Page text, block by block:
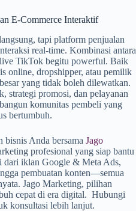
E-Commerce Interaktif
tapi platform penjualan
real-time. Kombinasi antara
TikTok begitu powerful. Baik
online, dropshipper, atau pemilik
yang tidak boleh dilewatkan.
strategi promosi, dan pelayanan
komunitas pembeli yang
bertumbuh.
bisnis Anda bersama Jago
profesional yang siap bantu
dari iklan Google & Meta Ads,
pembuatan konten—semua
Jago Marketing, pilihan
cepat di era digital. Hubungi
konsultasi lebih lanjut.